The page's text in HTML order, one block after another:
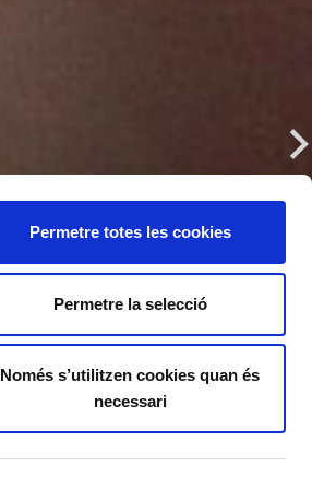
Permetre totes les cookies
Permetre la selecció
Només s’utilitzen cookies quan és
necessari
Next